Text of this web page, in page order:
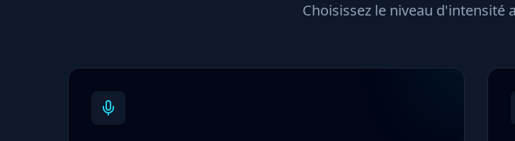
Choisissez le niveau d'intensité